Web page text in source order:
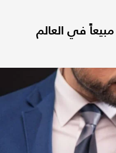
مبيعاً في العالم